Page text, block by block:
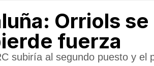
Orriols
fuerza
subiría al segundo puesto y el